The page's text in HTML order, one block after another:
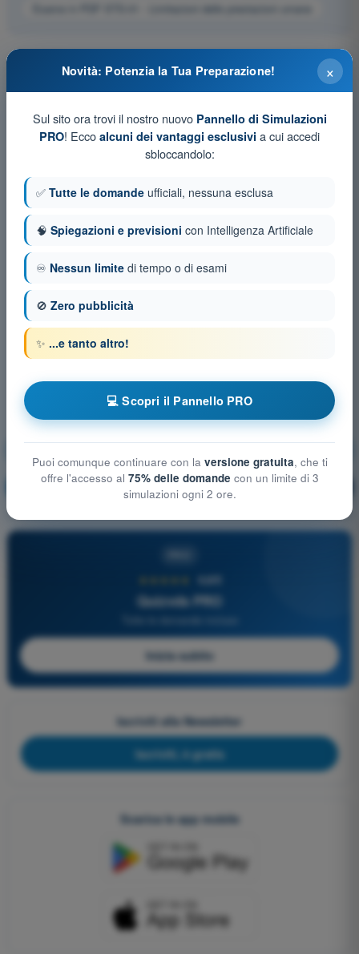
Esame in PDF STS-01 - Limitazioni delle prestazioni umane
Allenamento! 🔒 Spiegazione domanda
4,6/5
Quizvds PRO
Inizia subito
Iscriviti alla Newsletter
Iscriviti, è gratis
Scarica le app mobile
×
Novità: Potenzia la Tua Preparazione!
Sul sito ora trovi il nostro nuovo Pannello di Simulazioni
PRO! Ecco alcuni dei vantaggi esclusivi a cui accedi
sbloccandolo:
✅ Tutte le domande ufficiali, nessuna esclusa
🧠 Spiegazioni e previsioni con Intelligenza Artificiale
♾️ Nessun limite di tempo o di esami
🚫 Zero pubblicità
✨ ...e tanto altro!
💻 Scopri il Pannello PRO
Puoi comunque continuare con la versione gratuita, che ti
offre l'accesso al 75% delle domande con un limite di 3
simulazioni ogni 2 ore.